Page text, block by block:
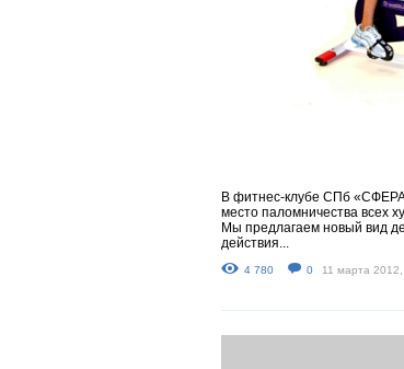
В фитнес-клубе СПб
место паломничества всех
Мы предлагаем новый вид
действия...
4 780 0 11 марта